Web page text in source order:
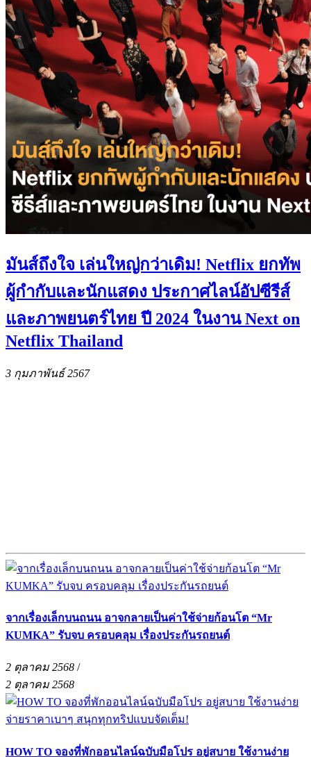
มันส์ถึงใจ เล่นใหญ่กว่าเดิม! Netflix ยกทัพ
ผู้กำกับและนักแสดง ประกาศไลน์อัปซีรีส์
และภาพยนตร์ไทย ปี 2024 ในงาน Next on
Netflix Thailand
3 กุมภาพันธ์ 2567
จากเรื่องเล็กบนถนน อาจกลายเป็นค่าใช้จ่ายก้อนโต “Mr
KUMKA” รับจบ ครอบคลุม เรื่องประกันรถยนต์
2 ตุลาคม 2568 /
2 ตุลาคม 2568
HOW TO จองที่พักออนไลน์ฉบับมือโปร อยู่สบาย ใช้งานง่าย